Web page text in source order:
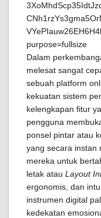
Dalam
melesat sangat
sebuah platform
kekuatan sistem
kelengkapan fitur
pengguna
ponsel pintar atau
yang secara instan
mereka untuk
letak atau Layout
ergonomis, dan
instrumen digital
kedekatan